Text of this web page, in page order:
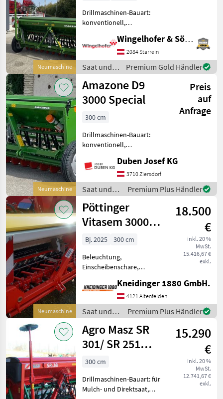
Neumaschine
Drillmaschinen-Bauart:
konventionell,
Fahrgassenschaltung,
Extrastriegel, Beleuchtung -
Räder 6.00-16 - Beleuchtung
für die Straßenfahrt -
25stk.Ro
Wingelhofer & Söhne GmbH
2084 Starrein
Saat und
Pflege /
Amazone
Premium Gold Händler
Neumaschine
Amazone D9
3000 Special
Preis
auf
Anfrage
300 cm
Drillmaschinen-Bauart:
konventionell,
Extrastriegel,
Fahrgassenschaltung Inkl.
21 RoTec-Scheiben-Schar,
Bordcomputer Amalog, 450
l Saatkasteninhalt,
Duben Josef KG
3710 Ziersdorf
Saat und
Pflege /
Amazone
Premium Plus Händler
Neumaschine
Pöttinger
Vitasem 3000
Classic
18.500
€
inkl. 20 %
MwSt.
15.416,67 €
exkl.
Bj. 2025
300 cm
Beleuchtung,
Einscheibenschare,
Einscheibenschar 320mm25
Reihen /12cm Compass für
Dosierantrieb
Fahrgassenschaltung
Druckrollen Füllstand Über
Kneidinger 1880 GmbH.
4121 Altenfelden
Saat und
Pflege /
Pöttinger
Premium Plus Händler
Agro Masz SR
301/ SR 251
Sämaschine -
Neues Modell
15.290
€
inkl. 20 %
MwSt.
12.741,67 €
exkl.
300 cm
Drillmaschinen-Bauart: für
Mulch- und Direktsaat,